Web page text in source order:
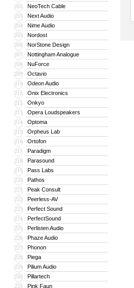
202 NeoTech Cable
203 Next Audio
204 Nime Audio
205 Nordost
206 NorStone Design
207 Nottingham Analogue
208 NuForce
209 Octavio
210 Odeon Audio
211 Onix Electronics
212 Onkyo
213 Opera Loudspeakers
214 Optoma
215 Orpheus Lab
216 Ortofon
217 Paradigm
218 Parasound
219 Pass Labs
220 Pathos
221 Peak Consult
222 Peerless-AV
223 Perfect Sound
224 PerfectSound
225 Perlisten Audio
226 Phaze Audio
227 Phonon
228 Piega
229 Pilium Audio
230 Pillartech
231 Pink Faun